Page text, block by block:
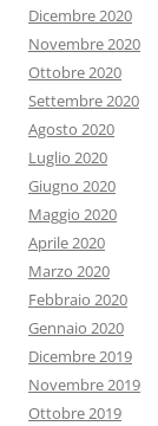
Dicembre 2020
Novembre 2020
Ottobre 2020
Settembre 2020
Agosto 2020
Luglio 2020
Giugno 2020
Maggio 2020
Aprile 2020
Marzo 2020
Febbraio 2020
Gennaio 2020
Dicembre 2019
Novembre 2019
Ottobre 2019